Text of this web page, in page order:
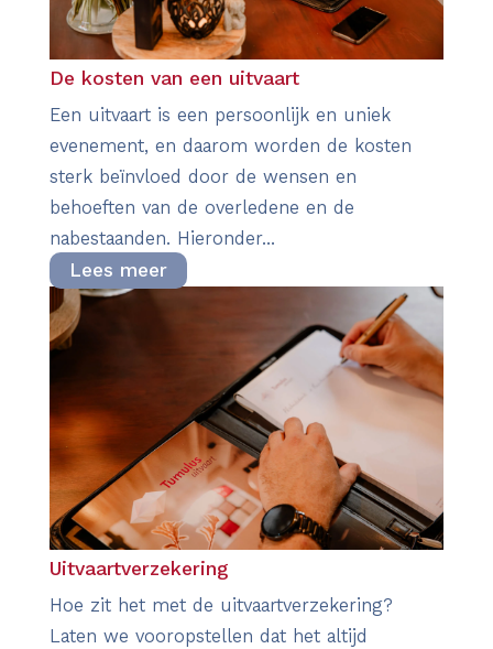
De kosten van een uitvaart
Een uitvaart is een persoonlijk en uniek
evenement, en daarom worden de kosten
sterk beïnvloed door de wensen en
behoeften van de overledene en de
nabestaanden. Hieronder...
Lees meer
Uitvaartverzekering
Hoe zit het met de uitvaartverzekering?
Laten we vooropstellen dat het altijd